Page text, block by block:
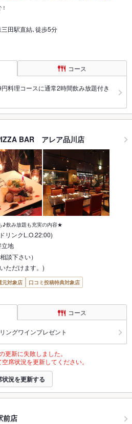
田駅直結､徒歩5分
コース
料理コースに通常2時間飲み放題付き
BAR アレア品川店
♪飲み放題も充実の内容★
リンクL.O.22:00)
地
談下さい）
ただけます。)
元対象店
口コミ投稿特典対象店
コース
ングワインプレゼント
更新に失敗しました。
席状況を更新してください。
状況を更新する
前店